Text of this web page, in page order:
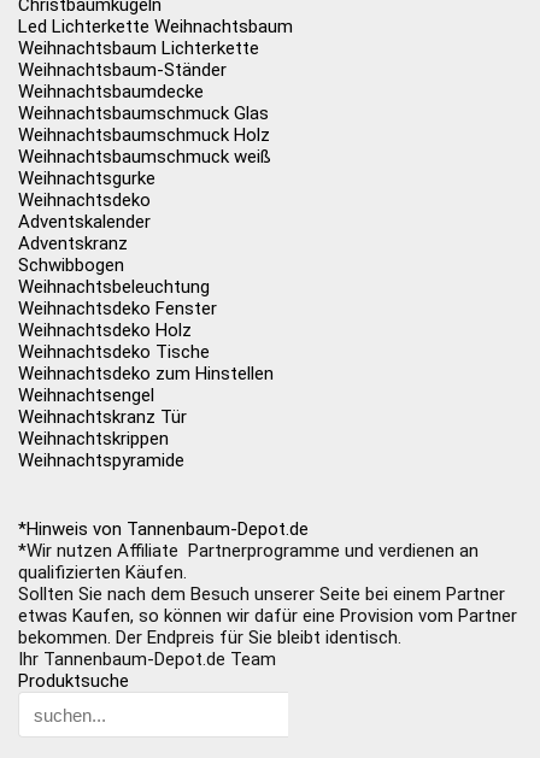
Christbaumkugeln
Led Lichterkette Weihnachtsbaum
Weihnachtsbaum Lichterkette
Weihnachtsbaum-Ständer
Weihnachtsbaumdecke
Weihnachtsbaumschmuck Glas
Weihnachtsbaumschmuck Holz
Weihnachtsbaumschmuck weiß
Weihnachtsgurke
Weihnachtsdeko
Adventskalender
Adventskranz
Schwibbogen
Weihnachtsbeleuchtung
Weihnachtsdeko Fenster
Weihnachtsdeko Holz
Weihnachtsdeko Tische
Weihnachtsdeko zum Hinstellen
Weihnachtsengel
Weihnachtskranz Tür
Weihnachtskrippen
Weihnachtspyramide
*Hinweis von Tannenbaum-Depot.de
*Wir nutzen Affiliate Partnerprogramme und verdienen an
qualifizierten Käufen.
Sollten Sie nach dem Besuch unserer Seite bei einem Partner
etwas Kaufen, so können wir dafür eine Provision vom Partner
bekommen. Der Endpreis für Sie bleibt identisch.
Ihr Tannenbaum-Depot.de Team
Produktsuche